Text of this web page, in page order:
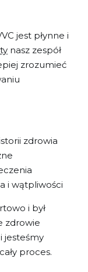
jest płynne i
nasz zespół
zrozumieć
zdrowia
i wątpliwości
i był
zdrowie
jesteśmy
proces.